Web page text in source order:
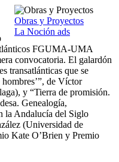
Obras y Proyectos
La Noción ads
FGUMA-UMA
convocatoria. El galardón
transatlánticas que se
de Víctor
y “Tierra de promisión.
Genealogía,
la Andalucía del Siglo
(Universidad de
Kate O’Brien y Premio